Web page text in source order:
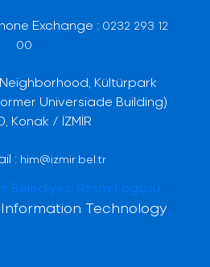
Exchange : 0232 293 12
00
Kültürpark
Universiade Building)
Konak / İZMİR
: him@izmir.bel.tr
Technology